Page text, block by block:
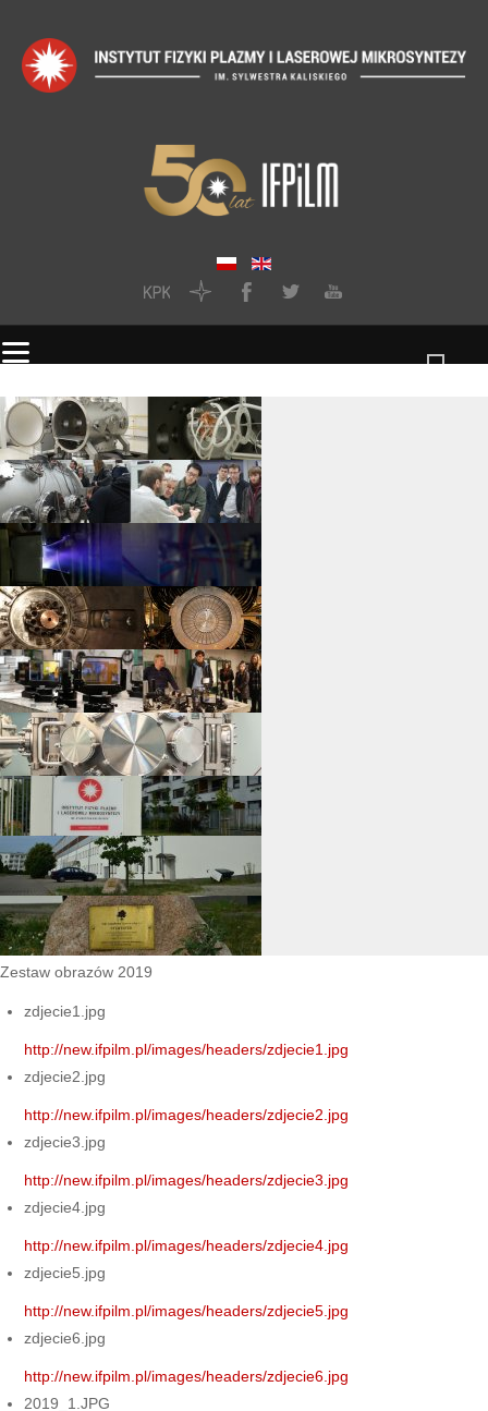
Zestaw obrazów 2019
zdjecie1.jpg
http://new.ifpilm.pl/images/headers/zdjecie1.jpg
zdjecie2.jpg
http://new.ifpilm.pl/images/headers/zdjecie2.jpg
zdjecie3.jpg
http://new.ifpilm.pl/images/headers/zdjecie3.jpg
zdjecie4.jpg
http://new.ifpilm.pl/images/headers/zdjecie4.jpg
zdjecie5.jpg
http://new.ifpilm.pl/images/headers/zdjecie5.jpg
zdjecie6.jpg
http://new.ifpilm.pl/images/headers/zdjecie6.jpg
2019_1.JPG